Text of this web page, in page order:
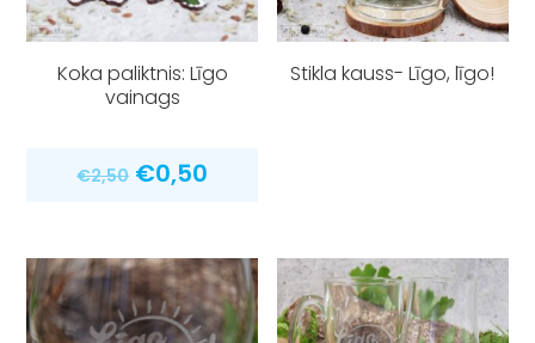
Koka paliktnis: Līgo
vainags
€2,50 Original
€2,50.
€0,50
€0,50.
Stikla kauss- Līgo, līgo!